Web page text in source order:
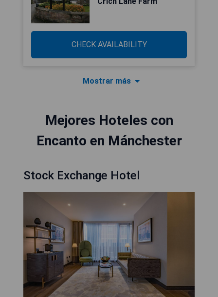
CHECK AVAILABILITY
Mostrar más
Mejores Hoteles con
Encanto en Mánchester
Stock Exchange Hotel